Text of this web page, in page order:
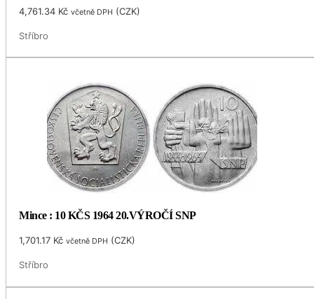
4,761.34 Kč včetně DPH (CZK)
Stříbro
Mince : 10 KČS 1964 20.VÝROČÍ SNP
1,701.17 Kč včetně DPH (CZK)
Stříbro